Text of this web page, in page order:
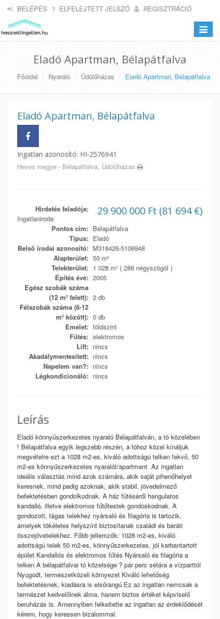
BELÉPÉS ELFELEJTETT JELSZÓ REGISZTRÁCIÓ
Toggle
Eladó Apartman, Bélapátfalva
Főoldal Nyaraló Üdülőházas Eladó Apartman, Bélapátfalva
Eladó Apartman, Bélapátfalva
Ingatlan azonosító: HI-2576941
Heves megye - Bélapátfalva, Üdülőházas
29 900 000 Ft (81 694 €)
Hirdetés feladója:
Ingatlaniroda
Pontos cím: Bélapátfalva
Típus: Eladó
Belső irodai azonosító: M318426-5106948
Alapterület: 50 m²
Telekterület: 1 028 m² ( 286 négyszögöl )
Építés éve: 2005
Egész szobák száma
(12 m² felett): 2 db
Félszobák száma (6-12
m² között): 0 db
Emelet: földszint
Fűtés: elektromos
Lift: nincs
Akadálymentesített: nincs
Napelem van?: nincs
Légkondicionáló: nincs
Leírás
Eladó könnyűszerkezetes nyaraló Bélapátfalván, a tó közelében
! Bélapátfalva egyik legszebb részén, a tóhoz közel kínáljuk
megvételre ezt a 1028 m2-es, kiváló adottságú telken fekvő, 50
m2-es könnyűszerkezetes nyaralót/apartmant. Az ingatlan
ideális választás mind azok számára, akik saját pihenőhelyet
keresnek, mind pedig azoknak, akik stabil, jövedelmező
befektetésben gondolkodnak. A ház fűtéséről hangulatos
kandalló, illetve elektromos fűtőtestek gondoskodnak. A
gondozott, tágas telekhez nyársaló és filagória is tartozik,
amelyek tökéletes helyszínt biztosítanak családi és baráti
összejövetelekhez. Főbb jellemzők: 1028 m2-es, kiváló
adottságú telek 50 m2-es, könnyűszerkezetes, jól karbantartott
épület Kandallós és elektromos fűtés Nyársaló és filagória a
telken A bélapátfalvai tó közelsége ? pár perc sétára a vízparttól
Nyugodt, természetközeli környezet Kiváló lehetőség
befektetésnek, kiadásra is elsőrangú Ez az ingatlan nemcsak a
természet kedvelőinek álma, hanem biztos értéket képviselő
beruházás is. Amennyiben felkeltette az ingatlan az érdeklődését
kérem, hogy keressen bizalommal.